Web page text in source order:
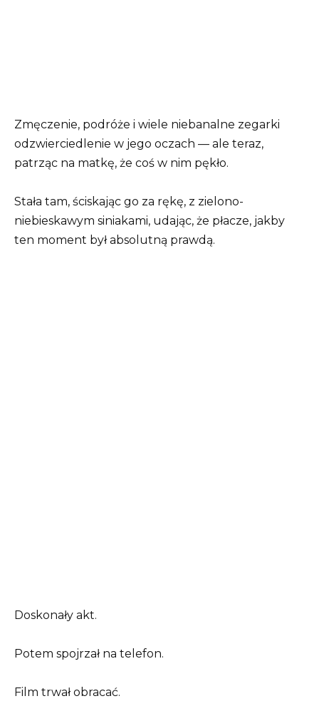
Zmęczenie, podróże i wiele niebanalne zegarki
odzwierciedlenie w jego oczach — ale teraz,
patrząc na matkę, że coś w nim pękło.
Stała tam, ściskając go za rękę, z zielono-
niebieskawym siniakami, udając, że płacze, jakby
ten moment był absolutną prawdą.
Doskonały akt.
Potem spojrzał na telefon.
Film trwał obracać.